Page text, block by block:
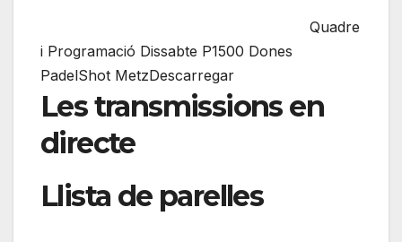
Quadre
i Programació Dissabte P1500 Dones
PadelShot MetzDescarregar
Les transmissions en
directe
Llista de parelles